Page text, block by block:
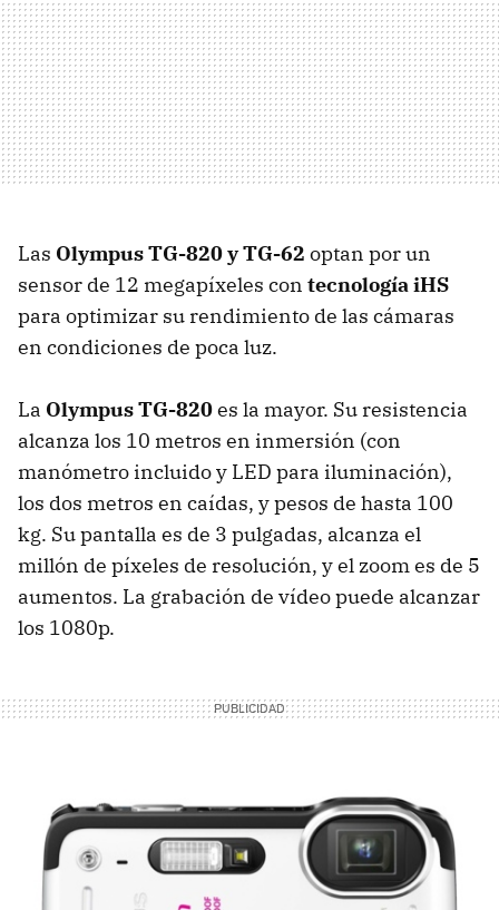
Las Olympus TG-820 y TG-62 optan por un
sensor de 12 megapíxeles con tecnología iHS
para optimizar su rendimiento de las cámaras
en condiciones de poca luz.
La Olympus TG-820es la mayor. Su resistencia
alcanza los 10 metros en inmersión (con
manómetro incluido y LED para iluminación),
los dos metros en caídas, y pesos de hasta 100
kg. Su pantalla es de 3 pulgadas, alcanza el
millón de píxeles de resolución, y el zoom es de 5
aumentos. La grabación de vídeo puede alcanzar
los 1080p.